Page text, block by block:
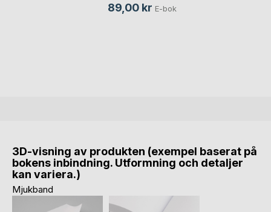
89,00 kr E-bok
3D-visning av produkten (exempel baserat på
bokens inbindning. Utformning och detaljer
kan variera.)
Mjukband